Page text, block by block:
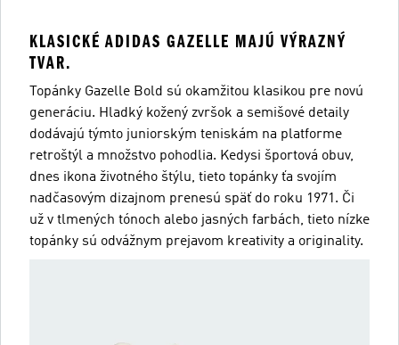
KLASICKÉ ADIDAS GAZELLE MAJÚ VÝRAZNÝ
TVAR.
Topánky Gazelle Bold sú okamžitou klasikou pre novú
generáciu. Hladký kožený zvršok a semišové detaily
dodávajú týmto juniorským teniskám na platforme
retroštýl a množstvo pohodlia. Kedysi športová obuv,
dnes ikona životného štýlu, tieto topánky ťa svojím
nadčasovým dizajnom prenesú späť do roku 1971. Či
už v tlmených tónoch alebo jasných farbách, tieto nízke
topánky sú odvážnym prejavom kreativity a originality.